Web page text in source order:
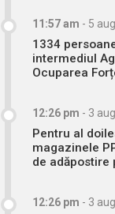
11:57 am - 5
1334
intermediul
Ocuparea
12:26 pm - 3
Pentru al
magazinele
de adăpostire
12:26 pm - 3